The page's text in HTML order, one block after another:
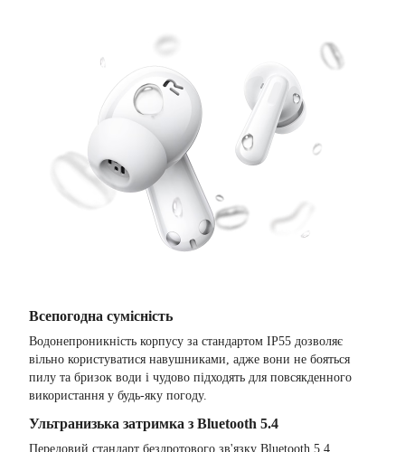
Всепогодна сумісність
Водонепроникність корпусу за стандартом IP55 дозволяє
вільно користуватися навушниками, адже вони не бояться
пилу та бризок води і чудово підходять для повсякденного
використання у будь-яку погоду.
Ультранизька затримка з Bluetooth 5.4
Передовий стандарт бездротового зв'язку Bluetooth 5.4